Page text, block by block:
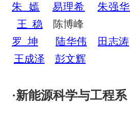
朱 嫣
易理希 朱强华
王 稳
陈博峰
罗 坤
陆华伟 田志涛
王成泽
彭文辉
·新能源科学与工程系